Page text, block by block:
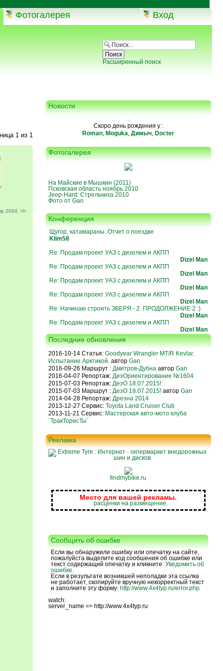
Фотогалерея Вход
Расширенный поиск
1из 1
2004, Чт
Новости
.
Скоро день рождения у :
Roman, Moguka,Димыч, Docter
Фотогалерея
На Майские в Мышкин (2011)
Псковская область ноябрь 2010
Jeep-Hard: Стрельчиха 2010
Фото от Gan
Конференция
Щугор, катамараны. Отчет о поездке
Klim58
Re: Продам проект УАЗ с дизелем и АКПП
Dizel Man
Re: Продам проект УАЗ с дизелем и АКПП
Dizel Man
Re: Продам проект УАЗ с дизелем и АКПП
Dizel Man
Re: Продам проект УАЗ с дизелем и АКПП
Dizel Man
Re: Начинаю строить ЗВЕРЯ - 2. ПРОДОЛЖЕНИЕ 2 :)
Dizel Man
Re: Продам проект УАЗ с дизелем и АКПП
Dizel Man
Последние обновления
2016-10-14 Статья: Goodyear Wrangler MT/R Kevlar.
Испытание Арктикой.автор Gan
2016-09-26 Маршрут : Дмитров-Дубнаавтор Gan
2016-04-07 Репортаж: ДезОриентирование №1604
2015-07-03 Репортаж: ДезО 18.07.2015!
2015-07-03 Маршрут : ДезО 18.07.2015! автор Gan
2014-04-28 Репортаж: Дрезна 2014
2013-12-27 Сервис: Toyota Land Cruiser Club
2013-11-21 Сервис: Мастерская авто-мото клуба
`ТракТорисТы`
Реклама
findmybike.ru
Место для вашей рекламы.
расценки на размещение.
Сообщить об ошибке
Если вы обнаружили ошибку или опечатку на сайте,
пожалуйста выделите код сообшения об ошибке или
текст содержащий опечатку и кликните: Уведомить об
ошибке.
Если в результате возникшей неполадки эта ссылка
не работает, скопируйте вручную некорректный текст
и заполните эту форму: http://www.4x4typ.ru/error.php
watch:
server_name => http://www.4x4typ.ru